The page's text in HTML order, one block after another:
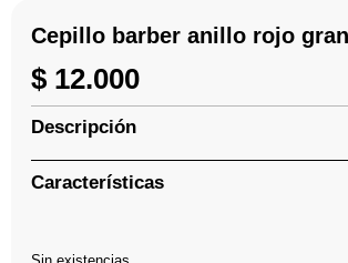
Cepillo barber anillo rojo
$ 12.000
Descripción
Características